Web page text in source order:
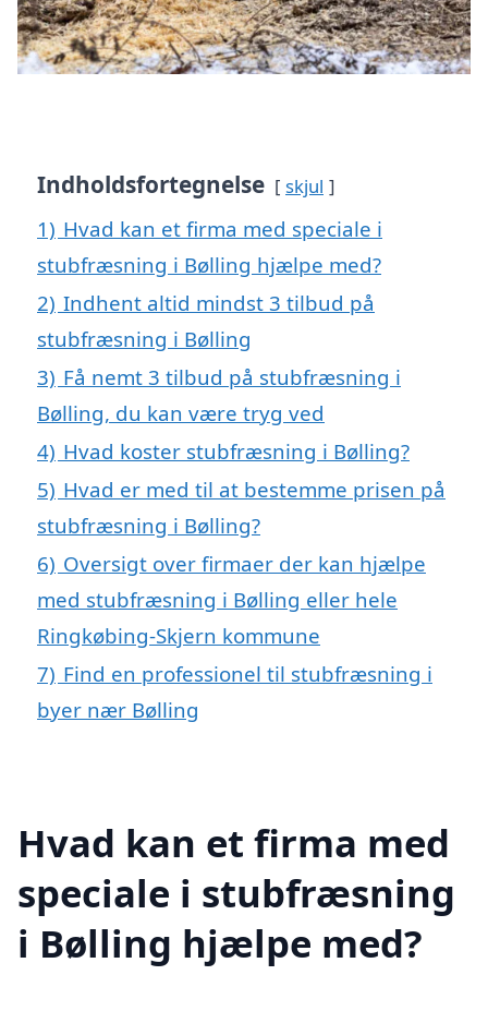
Indholdsfortegnelse skjul
1) Hvad kan et firma med speciale i
stubfræsning i Bølling hjælpe med?
2) Indhent altid mindst 3 tilbud på
stubfræsning i Bølling
3) Få nemt 3 tilbud på stubfræsning i
Bølling, du kan være tryg ved
4) Hvad koster stubfræsning i Bølling?
5) Hvad er med til at bestemme prisen på
stubfræsning i Bølling?
6) Oversigt over firmaer der kan hjælpe
med stubfræsning i Bølling eller hele
Ringkøbing-Skjern kommune
7) Find en professionel til stubfræsning i
byer nær Bølling
Hvad kan et firma med
speciale i stubfræsning
i Bølling hjælpe med?